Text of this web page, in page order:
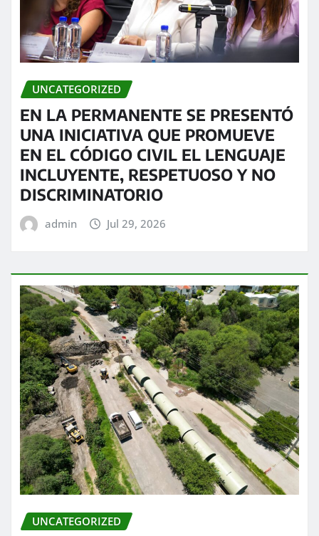
UNCATEGORIZED
EN LA PERMANENTE SE PRESENTÓ
UNA INICIATIVA QUE PROMUEVE
EN EL CÓDIGO CIVIL EL LENGUAJE
INCLUYENTE, RESPETUOSO Y NO
DISCRIMINATORIO
admin Jul 29, 2026
UNCATEGORIZED